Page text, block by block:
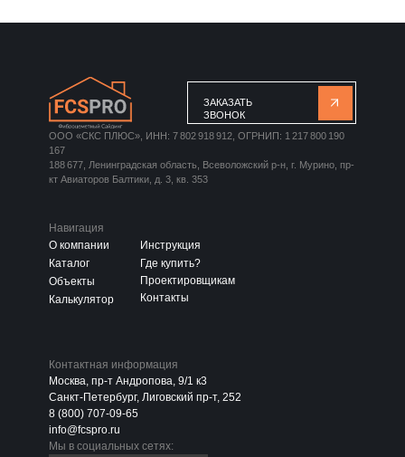
Навигация
О компании
Каталог
Объекты
Калькулятор
Инструкция
Где купить?
Проектировщикам
Контакты
Контактная информация
Москва, пр-т Андропова, 9/1 к3
Санкт-Петербург, Лиговский пр-т, 252
8 (800) 707-09-65
info@fcspro.ru
Мы в социальных сетях:
ЗАКАЗАТЬ
ЗВОНОК
ООО «СКС ПЛЮС», ИНН: 7 802 918 912, ОГРНИП: 1 217 800 190
167
188 677, Ленинградская область, Всеволожский р-н, г. Мурино, пр-
кт Авиаторов Балтики, д. 3, кв. 353